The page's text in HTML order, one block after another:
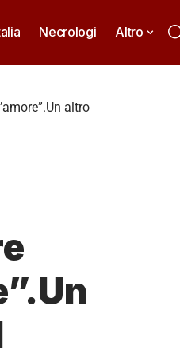
Necrologi Altro
altro